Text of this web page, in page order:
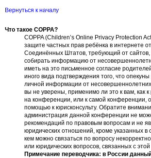
Вернуться к началу
Что такое COPPA?
COPPA (Children’s Online Privacy Protection
защите частных прав ребёнка в интернете
Соединённых Штатов, требующий от сайтов,
собирать информацию от
иметь на это письменное согласие
иного вида подтверждения того, что
личной информации от
вы не уверены, применимо ли это к вам, как
на конференции, или к самой конференции,
помощью к юрисконсульту. Обратите
администрация данной конференции не
рекомендаций по правовым вопросам и не
юридических отношений, кроме указанных в
кем можно связаться по вопросу
или юридических вопросов, связанных с
Примечание переводчика: в России